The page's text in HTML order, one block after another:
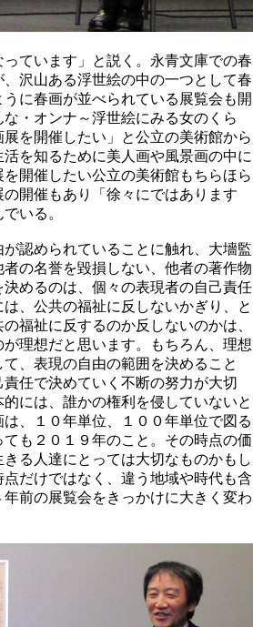
ています」と説く。永青文庫での春
沢山ある浮世絵の中の一つとして春
に春画が並べられている展覧会も開
・オンナ～浮世絵にみる女のくら
を開催したい」と公立の美術館から
を知るために美人画や風景画の中に
開催したい公立の美術館もちらほら
開催もあり「徐々にではあります
いる。
認められていることに触れ、大墻監
の名誉を毀損しない、他者の著作物
めるのは、個々の表現者の自己責任
、公共の福祉に反しないかぎり、と
福祉に反するのか反しないのかは、
理想だと思います。もちろん、理想
、表現の自由の範囲を決めること
任で決めていく不断の努力が大切
には、誰かの権利を侵していないと
、１０年単位、１００年単位で図る
も２０１９年のこと。その時点の価
る人達にとっては大切なものかもし
だけではなく、違う地域や時代も含
前の展覧会をきっかけに大きく変わ